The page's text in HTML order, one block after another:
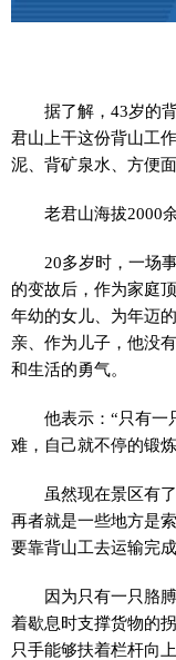
据了解，43岁的
君山上干这份背山工
泥、背矿泉水、方便面
老君山海拔2000
20多岁时，一场
的变故后，作为家庭
年幼的女儿、为年迈
亲、作为儿子，他没
和生活的勇气。
他表示：“只有一
难，自己就不停的锻
虽然现在景区有
再者就是一些地方是
要靠背山工去运输完成
因为只有一只胳
着歇息时支撑货物的
只手能够扶着栏杆向